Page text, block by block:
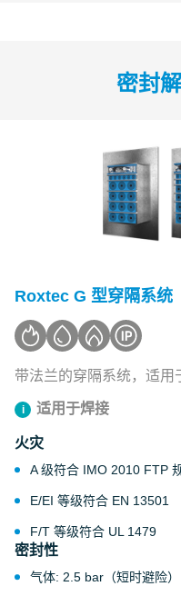
密封
Roxtec G 型穿隔系统
带法兰的穿隔系统，适用
适用于焊接
火灾
A 级符合 IMO 2010 FTP
E/EI 等级符合 EN 13501
F/T 等级符合 UL 1479
密封性
气体: 2.5 bar（短时避险）